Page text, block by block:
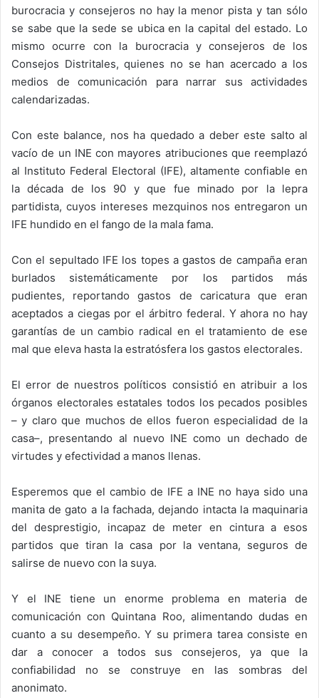
burocracia y consejeros no hay la menor pista y tan sólo
se sabe que la sede se ubica en la capital del estado. Lo
mismo ocurre con la burocracia y consejeros de los
Consejos Distritales, quienes no se han acercado a los
medios de comunicación para narrar sus actividades
calendarizadas.
Con este balance, nos ha quedado a deber este salto al
vacío de un INE con mayores atribuciones que reemplazó
al Instituto Federal Electoral (IFE), altamente confiable en
la década de los 90 y que fue minado por la lepra
partidista, cuyos intereses mezquinos nos entregaron un
IFE hundido en el fango de la mala fama.
Con el sepultado IFE los topes a gastos de campaña eran
burlados sistemáticamente por los partidos más
pudientes, reportando gastos de caricatura que eran
aceptados a ciegas por el árbitro federal. Y ahora no hay
garantías de un cambio radical en el tratamiento de ese
mal que eleva hasta la estratósfera los gastos electorales.
El error de nuestros políticos consistió en atribuir a los
órganos electorales estatales todos los pecados posibles
– y claro que muchos de ellos fueron especialidad de la
casa–, presentando al nuevo INE como un dechado de
virtudes y efectividad a manos llenas.
Esperemos que el cambio de IFE a INE no haya sido una
manita de gato a la fachada, dejando intacta la maquinaria
del desprestigio, incapaz de meter en cintura a esos
partidos que tiran la casa por la ventana, seguros de
salirse de nuevo con la suya.
Y el INE tiene un enorme problema en materia de
comunicación con Quintana Roo, alimentando dudas en
cuanto a su desempeño. Y su primera tarea consiste en
dar a conocer a todos sus consejeros, ya que la
confiabilidad no se construye en las sombras del
anonimato.